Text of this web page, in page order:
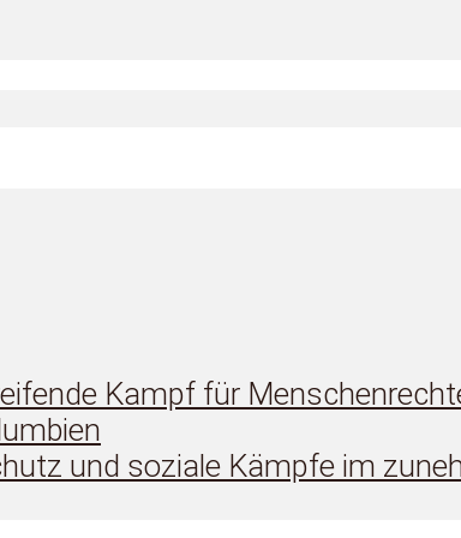
Kampf für
und soziale Kämpfe im